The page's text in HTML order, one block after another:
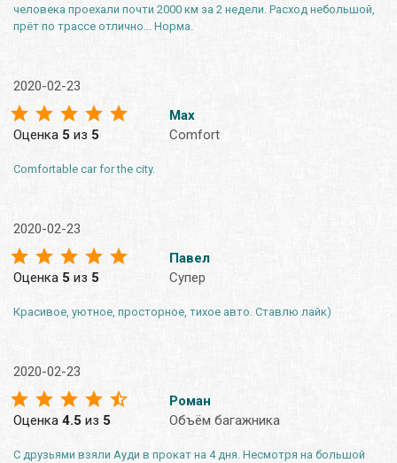
человека проехали почти 2000 км за 2 недели. Расход небольшой,
прёт по трассе отлично... Норма.
2020-02-23
Оценка 5 из 5
Max
Comfort
Comfortable car for the city.
2020-02-23
Оценка 5 из 5
Павел
Супер
Красивое, уютное, просторное, тихое авто. Ставлю лайк)
2020-02-23
Оценка 4.5 из 5
Роман
Объём багажника
С друзьями взяли Ауди в прокат на 4 дня. Несмотря на большой